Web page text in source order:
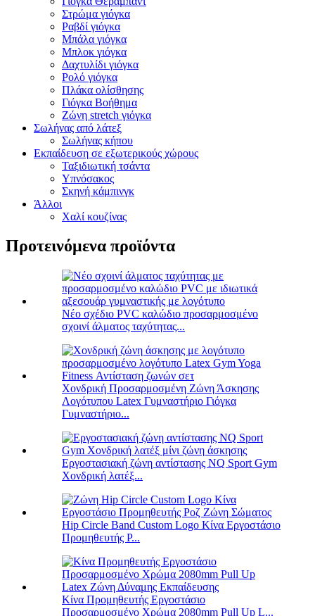
Στρώμα γιόγκα
Ραβδί γιόγκα
Μπάλα γιόγκα
Μπλοκ γιόγκα
Δαχτυλίδι γιόγκα
Ρολό γιόγκα
Πλάκα ολίσθησης
Γιόγκα Βοήθημα
Ζώνη stretch γιόγκα
Σωλήνας από λάτεξ
Σωλήνας κήπου
Εκπαίδευση σε εξωτερικούς χώρους
Ταξιδιωτική τσάντα
Υπνόσακος
Σκηνή κάμπινγκ
Άλλοι
Χαλί κουζίνας
Προτεινόμενα προϊόντα
Νέο σχέδιο PVC καλώδιο προσαρμοσμένο
σχοινί άλματος ταχύτητας...
Χονδρική Προσαρμοσμένη Ζώνη Άσκησης
Λογότυπου Latex Γυμναστήριο Γιόγκα
Γυμναστήριο...
Εργοστασιακή ζώνη αντίστασης NQ Sport Gym
Χονδρική λατέξ...
Hip Circle Band Custom Logo Κίνα Εργοστάσιο
Προμηθευτής P...
Κίνα Προμηθευτής Εργοστάσιο
Προσαρμοσμένο Χρώμα 2080mm Pull Up L...